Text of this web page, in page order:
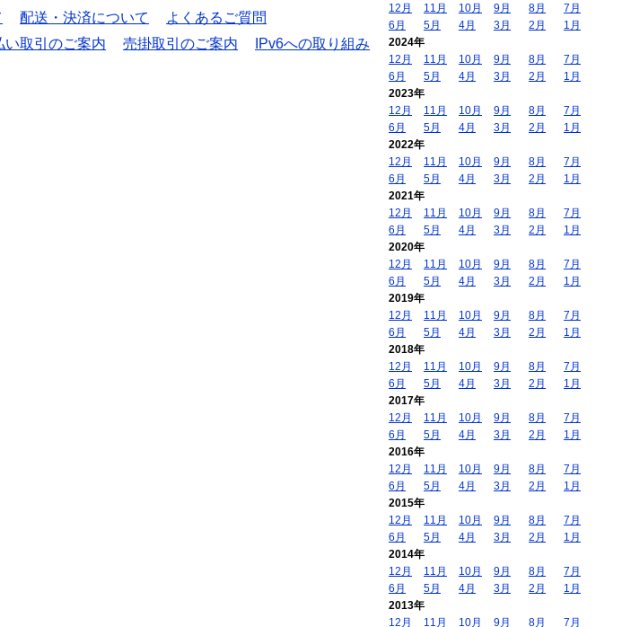
配送・決済について
よくあるご質問
い取引のご案内 売掛取引のご案内
IPv6への取り組み
12月
11月 10月 9月 8月
7月
6月
5月 4月 3月 2月
1月
2024年
12月
11月 10月 9月 8月
7月
6月
5月 4月 3月 2月
1月
2023年
12月
11月 10月 9月 8月
7月
6月
5月 4月 3月 2月
1月
2022年
12月
11月 10月 9月 8月
7月
6月
5月 4月 3月 2月
1月
2021年
12月
11月 10月 9月 8月
7月
6月
5月 4月 3月 2月
1月
2020年
12月
11月 10月 9月 8月
7月
6月
5月 4月 3月 2月
1月
2019年
12月
11月 10月 9月 8月
7月
6月
5月 4月 3月 2月
1月
2018年
12月
11月 10月 9月 8月
7月
6月
5月 4月 3月 2月
1月
2017年
12月
11月 10月 9月 8月
7月
6月
5月 4月 3月 2月
1月
2016年
12月
11月 10月 9月 8月
7月
6月
5月 4月 3月 2月
1月
2015年
12月
11月 10月 9月 8月
7月
6月
5月 4月 3月 2月
1月
2014年
12月
11月 10月 9月 8月
7月
6月
5月 4月 3月 2月
1月
2013年
12月
11月 10月 9月 8月 7月